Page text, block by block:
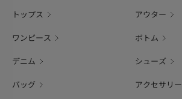
トップス アウター
ワンピース ボトム
デニム シューズ
バッグ アクセサリー